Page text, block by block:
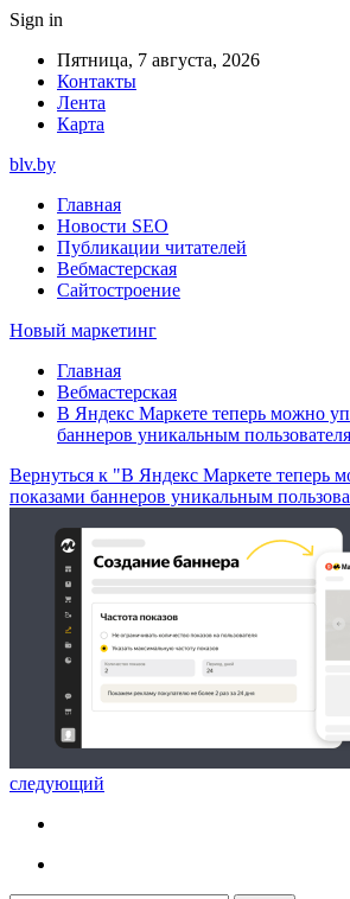
Sign in
Пятница, 7 августа, 2026
Контакты
Лента
Карта
blv.by
Главная
Новости SEO
Публикации читателей
Вебмастерская
Сайтостроение
Новый маркетинг
Главная
Вебмастерская
В Яндекс Маркете теперь можно
баннеров уникальным
Вернуться к "В Яндекс Маркете теперь
показами баннеров уникальным
следующий